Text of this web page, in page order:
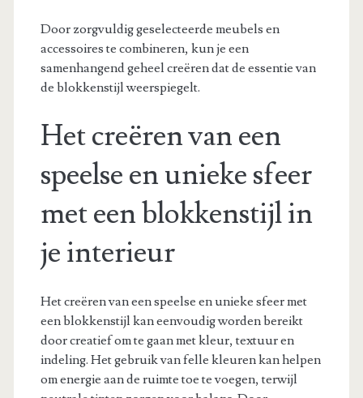
Door zorgvuldig geselecteerde meubels en
accessoires te combineren, kun je een
samenhangend geheel creëren dat de essentie van
de blokkenstijl weerspiegelt.
Het creëren van een
speelse en unieke sfeer
met een blokkenstijl in
je interieur
Het creëren van een speelse en unieke sfeer met
een blokkenstijl kan eenvoudig worden bereikt
door creatief om te gaan met kleur, textuur en
indeling. Het gebruik van felle kleuren kan helpen
om energie aan de ruimte toe te voegen, terwijl